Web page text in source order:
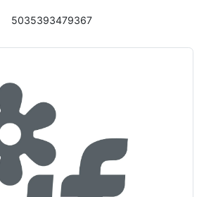
5035393479367